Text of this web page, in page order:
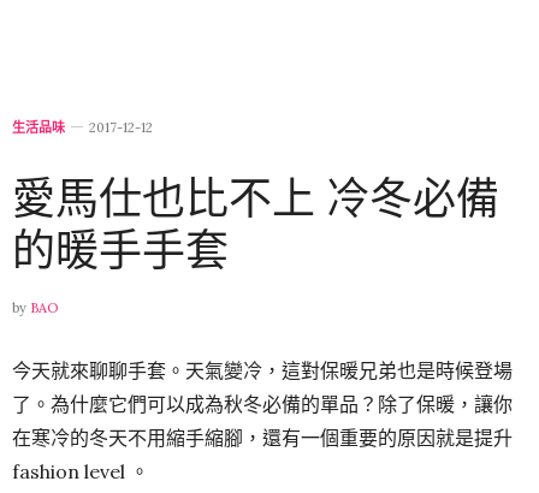
生活品味 2017-12-12
愛馬仕也比不上 冷冬必備
的暖手手套
by BAO
今天就來聊聊手套。 天氣變冷，這對保暖兄弟也是時候登場
了。 為什麼它們可以成為秋冬必備的單品？ 除了保暖，讓你
在寒冷的冬天不用縮手縮腳，還有一個重要的原因就是提升
fashion level 。